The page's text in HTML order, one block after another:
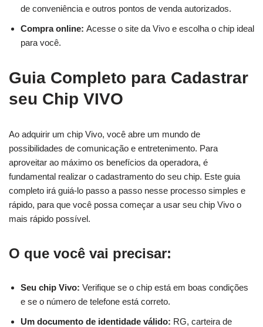
de conveniência e outros pontos de venda autorizados.
Compra online: Acesse o site da Vivo e escolha o chip ideal
para você.
Guia Completo para Cadastrar
seu Chip VIVO
Ao adquirir um chip Vivo, você abre um mundo de
possibilidades de comunicação e entretenimento. Para
aproveitar ao máximo os benefícios da operadora, é
fundamental realizar o cadastramento do seu chip. Este guia
completo irá guiá-lo passo a passo nesse processo simples e
rápido, para que você possa começar a usar seu chip Vivo o
mais rápido possível.
O que você vai precisar:
Seu chip Vivo: Verifique se o chip está em boas condições
e se o número de telefone está correto.
Um documento de identidade válido: RG, carteira de